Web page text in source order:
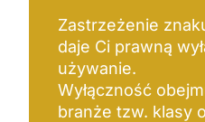
Zastrzeżenie
daje Ci prawną
używanie.
Wyłączność
branże tzw. klasy